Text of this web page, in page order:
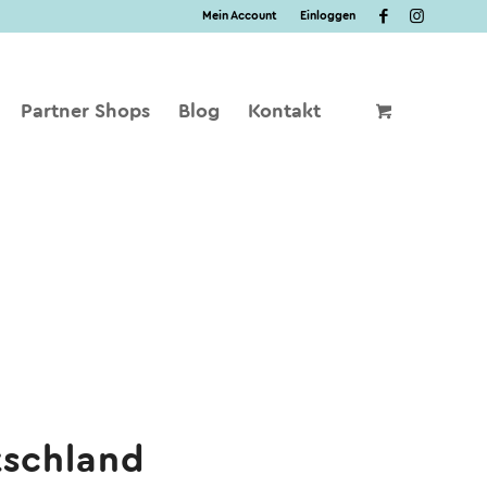
Mein Account Einloggen
Partner Shops Blog Kontakt